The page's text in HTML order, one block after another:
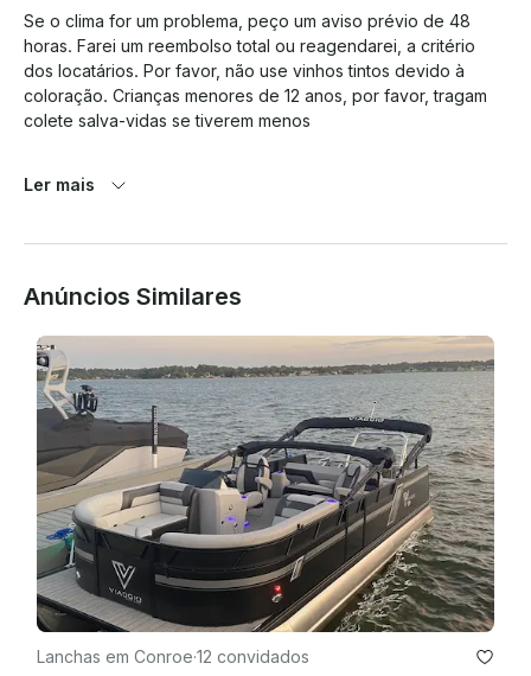
Se o clima for um problema, peço um aviso prévio de 48
horas. Farei um reembolso total ou reagendarei, a critério
dos locatários. Por favor, não use vinhos tintos devido à
coloração. Crianças menores de 12 anos, por favor, tragam
colete salva-vidas se tiverem menos
Ler mais
Anúncios Similares
Lanchas em Conroe·12 convidados